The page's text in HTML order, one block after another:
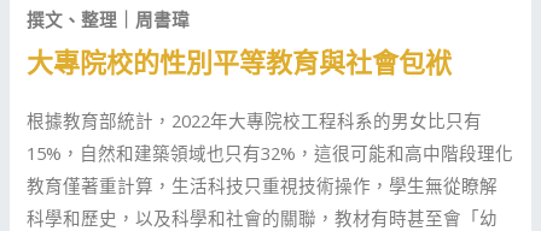
撰文、整理｜周書瑋
大專院校的性別平等教育與社會包袱
根據教育部統計，2022年大專院校工程科系的男女比只有
15%，自然和建築領域也只有32%，這很可能和高中階段理化
教育僅著重計算，生活科技只重視技術操作，學生無從瞭解
科學和歷史，以及科學和社會的關聯，教材有時甚至會「幼